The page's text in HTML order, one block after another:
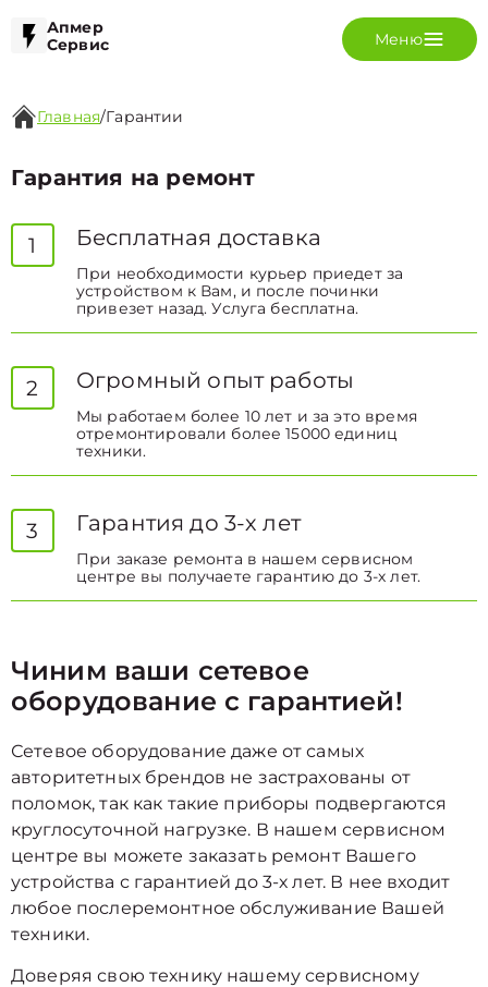
Апмер
Сервис
Меню
Главная/Гарантии
Гарантия на ремонт
1 Бесплатная доставка
При необходимости курьер приедет за
устройством к Вам, и после починки
привезет назад. Услуга бесплатна.
2 Огромный опыт работы
Мы работаем более 10 лет и за это время
отремонтировали более 15000 единиц
техники.
3 Гарантия до 3-х лет
При заказе ремонта в нашем сервисном
центре вы получаете гарантию до 3-х лет.
Чиним ваши сетевое
оборудование с гарантией!
Сетевое оборудование даже от самых
авторитетных брендов не застрахованы от
поломок, так как такие приборы подвергаются
круглосуточной нагрузке. В нашем сервисном
центре вы можете заказать ремонт Вашего
устройства с гарантией до 3-х лет. В нее входит
любое послеремонтное обслуживание Вашей
техники.
Доверяя свою технику нашему сервисному